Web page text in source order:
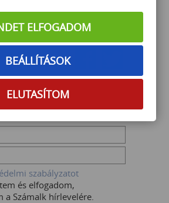
szabályzatot
és elfogadom,
a Számalk hírlevelére.
ELFOGADOM
BEÁLLÍTÁSOK
ELUTASÍTOM